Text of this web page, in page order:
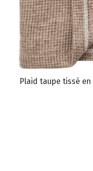
Plaid taupe tissé en